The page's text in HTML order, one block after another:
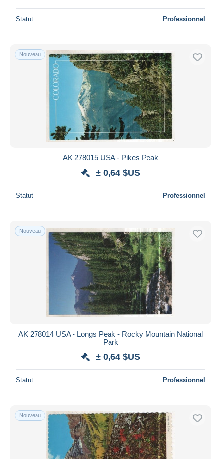
Statut Professionnel
Nouveau
AK 278015 USA - Pikes Peak
± 0,64 $US
Statut Professionnel
Nouveau
AK 278014 USA - Longs Peak - Rocky Mountain National
Park
± 0,64 $US
Statut Professionnel
Nouveau